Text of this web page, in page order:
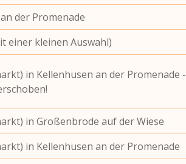
der Promenade
einer kleinen Auswahl)
in Kellenhusen an der Promenade -
in Großenbrode auf der Wiese
in Kellenhusen an der Promenade